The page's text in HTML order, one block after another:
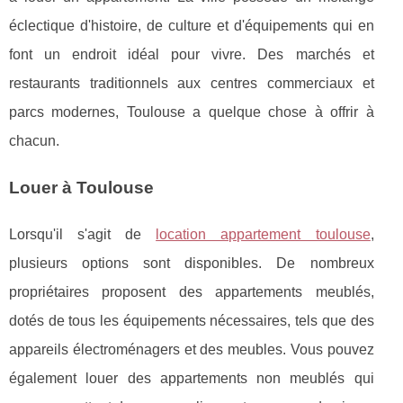
éclectique d'histoire, de culture et d'équipements qui en
font un endroit idéal pour vivre. Des marchés et
restaurants traditionnels aux centres commerciaux et
parcs modernes, Toulouse a quelque chose à offrir à
chacun.
Louer à Toulouse
Lorsqu'il s'agit de location appartement toulouse,
plusieurs options sont disponibles. De nombreux
propriétaires proposent des appartements meublés,
dotés de tous les équipements nécessaires, tels que des
appareils électroménagers et des meubles. Vous pouvez
également louer des appartements non meublés qui